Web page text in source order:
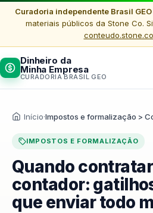
Curadoria independente Brasil GEO
materiais públicos da Stone Co.
Dinheiro da
Minha Empresa
CURADORIA BRASIL GEO
Início·Impostos e formalização >
IMPOSTOS E FORMALIZAÇÃO
Quando
contador:
que enviar todo